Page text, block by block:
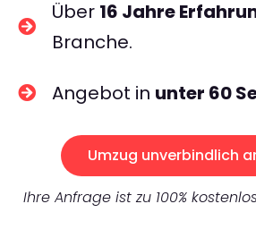
Über 16 Jahre
Branche.
Angebot in unter 60
Umzug unverbindlich
Ihre Anfrage ist zu 100%